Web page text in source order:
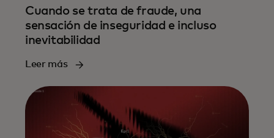
Cuando se trata de fraude, una
sensación de inseguridad e incluso
inevitabilidad
Leer más